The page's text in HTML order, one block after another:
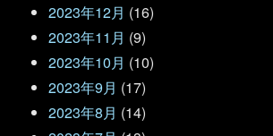
2023年12月 (16)
2023年11月 (9)
2023年10月 (10)
2023年9月 (17)
2023年8月 (14)